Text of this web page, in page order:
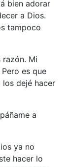
bien adorar
a Dios.
tampoco
razón. Mi
es que
dejé hacer
a
ya no
hacer lo